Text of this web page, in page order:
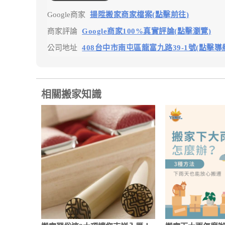
Google商家 揚陞搬家商家檔案(點擊前往)
商家評論 Google商家100%真實評論(點擊瀏覽)
公司地址 408台中市南屯區龍富九路39-1號(點擊導
相關搬家知識